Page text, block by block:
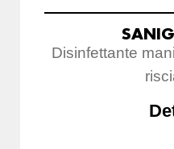
Disinfettante